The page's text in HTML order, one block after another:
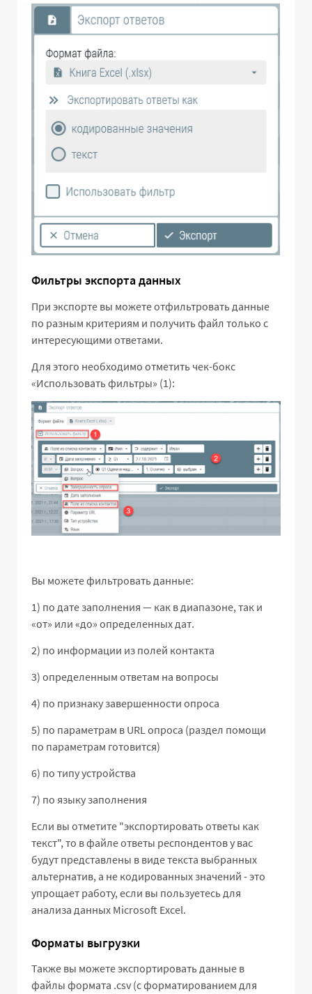
Фильтры экспорта данных
При экспорте вы можете отфильтровать данные
по разным критериям и получить файл только с
интересующими ответами.
Для этого необходимо отметить чек-бокс
«Использовать фильтры» (1):
Вы можете фильтровать данные:
1) по дате заполнения — как в диапазоне, так и
«от» или «до» определенных дат.
2) по информации из полей контакта
3) определенным ответам на вопросы
4) по признаку завершенности опроса
5) по параметрам в URL опроса (раздел помощи
по параметрам готовится)
6) по типу устройства
7) по языку заполнения
Если вы отметите "экспортировать ответы как
текст", то в файле ответы респондентов у вас
будут представлены в виде текста выбранных
альтернатив, а не кодированных значений - это
упрощает работу, если вы пользуетесь для
анализа данных Microsoft Excel.
Форматы выгрузки
Также вы можете экспортировать данные в
файлы формата .csv (с форматированием для